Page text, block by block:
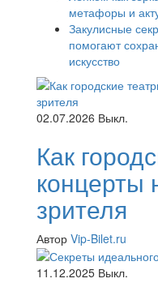
метафоры и
Закулисные
помогают
искусство
02.07.2026 Выкл.
Как
концерты
зрителя
Автор Vip-Bilet.ru
11.12.2025 Выкл.